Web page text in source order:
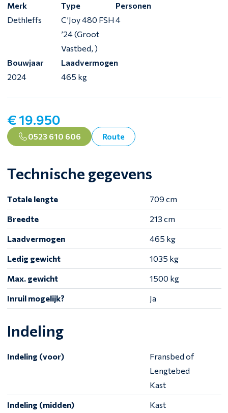
Merk
Dethleffs
Type
C’Joy 480 FSH
’24 (Groot
Vastbed, )
Personen
4
Bouwjaar
2024
Laadvermogen
465 kg
€ 19.950
0523 610 606 Route
Technische gegevens
Totale lengte 709 cm
Breedte 213 cm
Laadvermogen 465 kg
Ledig gewicht 1035 kg
Max. gewicht 1500 kg
Inruil mogelijk? Ja
Indeling
Indeling (voor)
Fransbed of
Lengtebed
Kast
Indeling (midden) Kast